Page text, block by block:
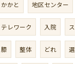
かかと 地区センター
テレワーク 入院
膝 整体 どれ